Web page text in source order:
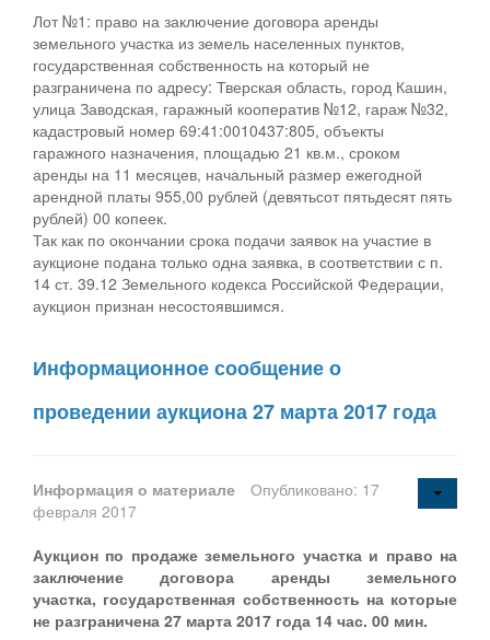
Лот №1: право на заключение договора аренды
земельного участка из земель населенных пунктов,
государственная собственность на который не
разграничена по адресу: Тверская область, город Кашин,
улица Заводская, гаражный кооператив №12, гараж №32,
кадастровый номер 69:41:0010437:805, объекты
гаражного назначения, площадью 21 кв.м., сроком
аренды на 11 месяцев, начальный размер ежегодной
арендной платы 955,00 рублей (девятьсот пятьдесят пять
рублей) 00 копеек.
Так как по окончании срока подачи заявок на участие в
аукционе подана только одна заявка, в соответствии с п.
14 ст. 39.12 Земельного кодекса Российской Федерации,
аукцион признан несостоявшимся.
Информационное сообщение о
проведении аукциона 27 марта 2017 года
Информация о материале
Опубликовано: 17
февраля 2017
Аукцион по продаже земельного участка и право на
заключение договора аренды земельного
участка, государственная собственность на которые
не разграничена 27 марта 2017 года 14 час. 00 мин.